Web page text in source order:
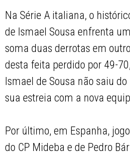
Na Série A italiana, o
de Ismael Sousa enfrenta
soma duas derrotas em
desta feita perdido por 49-
Ismael de Sousa não saiu
sua estreia com a nova
Por último, em Espanha,
do CP Mideba e de Pedro